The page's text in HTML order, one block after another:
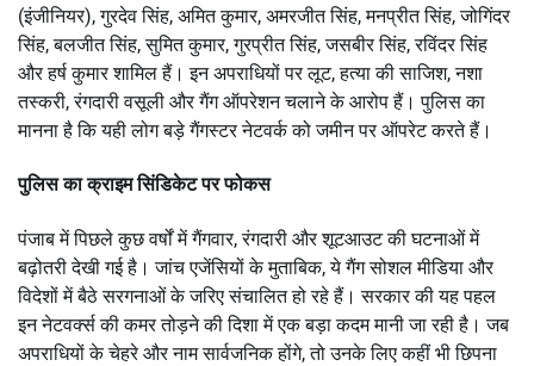
(इंजीनियर), गुरदेव सिंह, अमित कुमार, अमरजीत सिंह, मनप्रीत सिंह, जोगिंदर
सिंह, बलजीत सिंह, सुमित कुमार, गुरप्रीत सिंह, जसबीर सिंह, रविंदर सिंह
और हर्ष कुमार शामिल हैं। इन अपराधियों पर लूट, हत्या की साजिश, नशा
तस्करी, रंगदारी वसूली और गैंग ऑपरेशन चलाने के आरोप हैं। पुलिस का
मानना है कि यही लोग बड़े गैंगस्टर नेटवर्क को जमीन पर ऑपरेट करते हैं।
पुलिस का क्राइम सिंडिकेट पर फोकस
पंजाब में पिछले कुछ वर्षों में गैंगवार, रंगदारी और शूटआउट की घटनाओं में
बढ़ोतरी देखी गई है। जांच एजेंसियों के मुताबिक, ये गैंग सोशल मीडिया और
विदेशों में बैठे सरगनाओं के जरिए संचालित हो रहे हैं। सरकार की यह पहल
इन नेटवर्क्स की कमर तोड़ने की दिशा में एक बड़ा कदम मानी जा रही है। जब
अपराधियों के चेहरे और नाम सार्वजनिक होंगे, तो उनके लिए कहीं भी छिपना